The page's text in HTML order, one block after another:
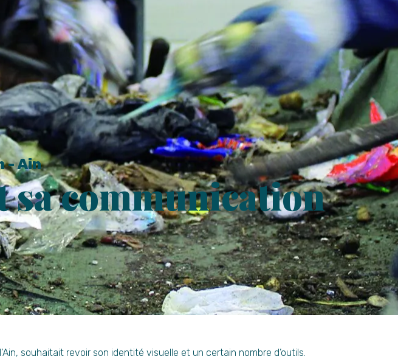
- Ain
sa communication
souhaitait revoir son identité visuelle et un certain nombre d’outils.